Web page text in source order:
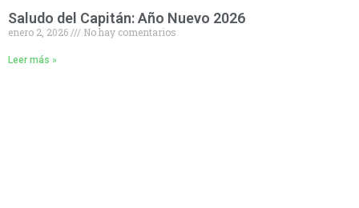
Saludo del Capitán: Año Nuevo 2026
enero 2, 2026 No hay comentarios
Leer más »